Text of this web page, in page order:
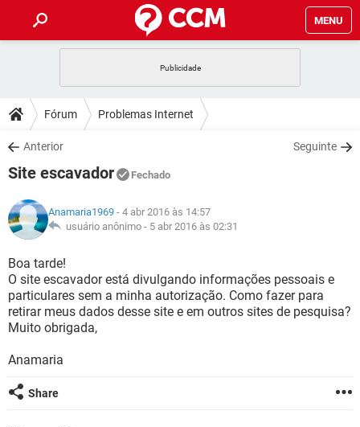
MENU
CELULAR FACEBOOK
OUTLOOK
INSTAGRAM
GUIA DE COMPRAS
DICAS
JOGOS WHATSAPP
INSTAGRAM GMAIL
GUIA DE COMPRAS
DOWNLOADS
JOGOS
CELULAR
OUTLOOK EXCEL
INSTAGRAM
GUIA DE COMPRAS
JOGOS WHATSAPP
CELULAR
OUTLOOK
INSTAGRAM GMAIL
GUIA DE COMPRAS
GLOSSÁRIO
CELULAR FACEBOOK
OUTLOOK EXCEL
INSTAGRAM
GUIA DE COMPRAS
Fórum Problemas Internet
Anterior Seguinte
Site escavador Fechado
Anamaria1969 - 4 abr 2016 às 14:57
usuário anônimo - 5 abr 2016 às 02:31
Boa tarde!
O site escavador está divulgando informações pessoais e
particulares sem a minha autorização. Como fazer para
retirar meus dados desse site e em outros sites de pesquisa?
Muito obrigada,
Anamaria
Share